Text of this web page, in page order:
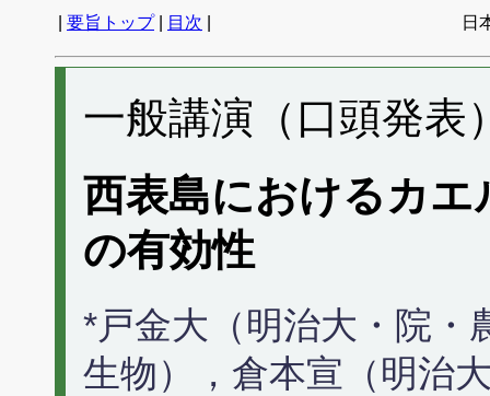
要旨トップ| 目次 日
一般講演（口頭発表
西表島におけるカエ
の有効性
*戸金大（明治大・院・
生物），倉本宣（明治